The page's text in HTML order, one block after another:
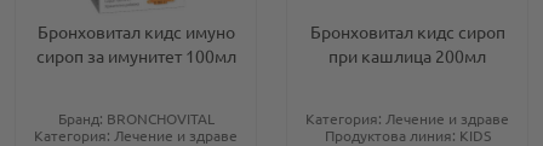
Бронховитал кидс имуно
сироп за имунитет 100мл
Бранд: BRONCHOVITAL
Категория: Лечение и здраве
Бронховитал кидс сироп
при кашлица 200мл
Категория: Лечение и здраве
Продуктова линия: KIDS